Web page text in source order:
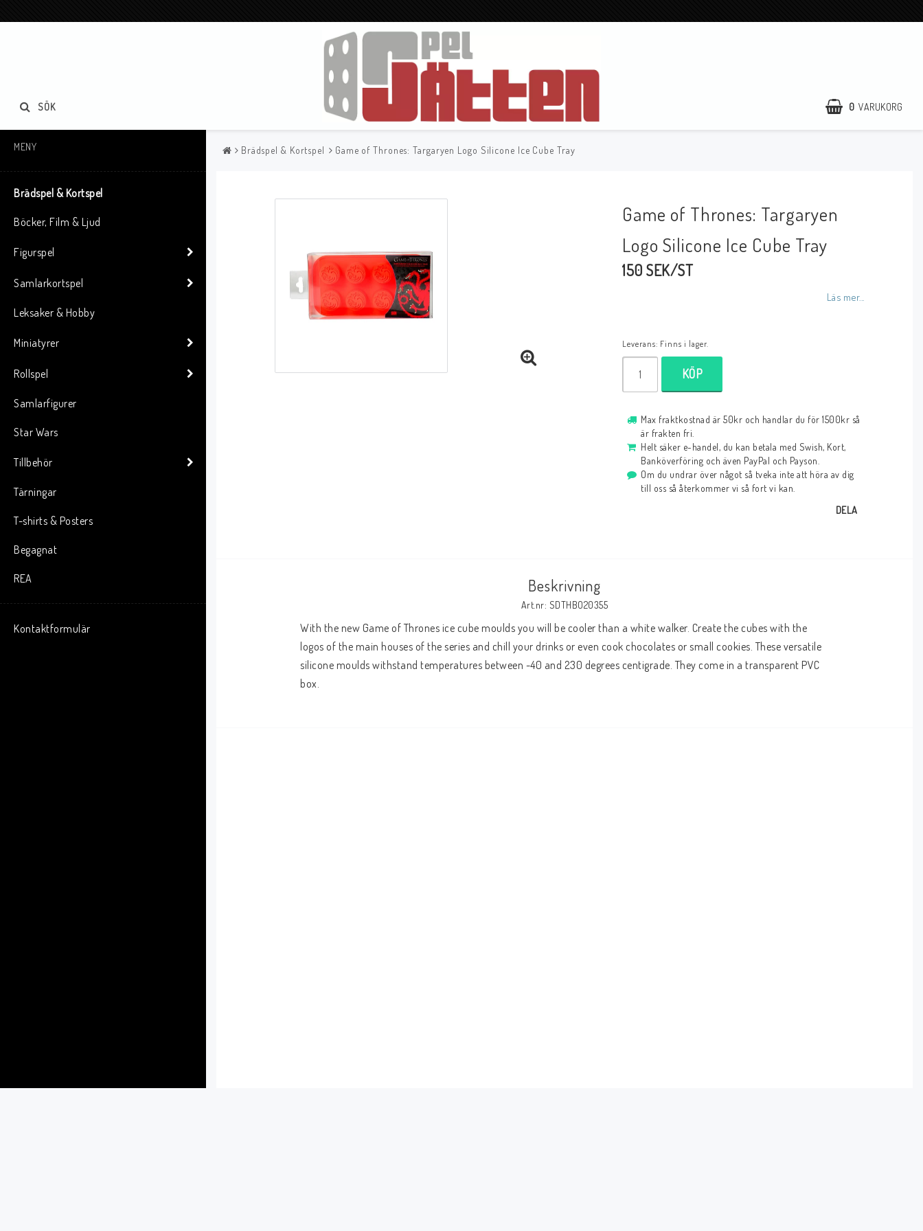
0 VARUKORG
SÖK
MENY
Brädspel & Kortspel
Böcker, Film & Ljud
Figurspel
Samlarkortspel
Leksaker & Hobby
Miniatyrer
Rollspel
Samlarfigurer
Star Wars
Tillbehör
Tärningar
T-shirts & Posters
Begagnat
REA
Kontaktformulär
Brädspel & Kortspel Game of Thrones: Targaryen Logo Silicone Ice Cube Tray
Game of Thrones: Targaryen
Logo Silicone Ice Cube Tray
150 SEK/ST
Läs mer...
Leverans: Finns i lager.
KÖP
Max fraktkostnad är 50kr och handlar du för 1500kr så
är frakten fri.
Helt säker e-handel, du kan betala med Swish, Kort,
Banköverföring och även PayPal och Payson.
Om du undrar över något så tveka inte att höra av dig
till oss så återkommer vi så fort vi kan.
DELA
Beskrivning
Art.nr: SDTHBO20355
With the new Game of Thrones ice cube moulds you will be cooler than a white walker. Create the cubes with the
logos of the main houses of the series and chill your drinks or even cook chocolates or small cookies. These versatile
silicone moulds withstand temperatures between -40 and 230 degrees centigrade. They come in a transparent PVC
box.